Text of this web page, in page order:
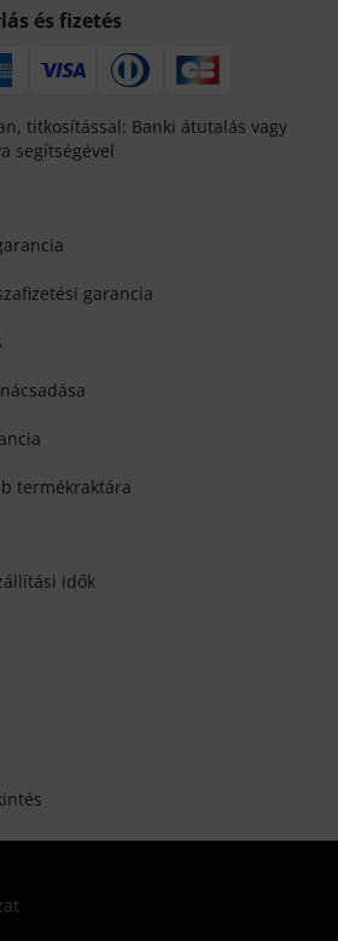
és fizetés
titkosítással: Banki átutalás vagy
segítségével
garancia
termékraktára
idők